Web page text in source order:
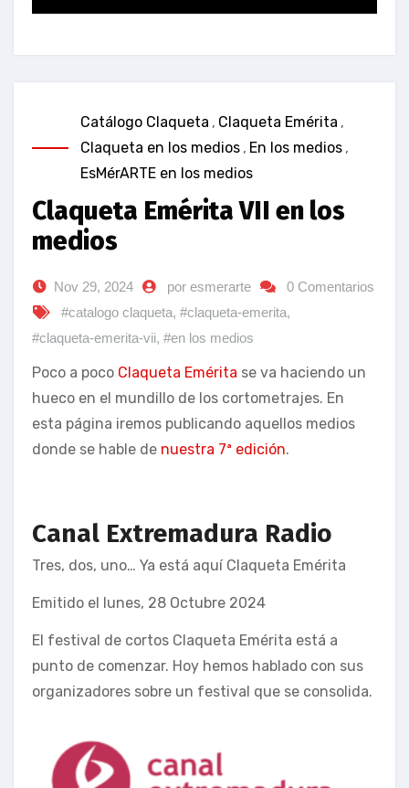
Catálogo Claqueta , Claqueta Emérita ,
Claqueta en los medios , En los medios ,
EsMérARTE en los medios
Claqueta Emérita VII en los
medios
Nov 29, 2024 por esmerarte
0 Comentarios
#catalogo claqueta, #claqueta-emerita,
#claqueta-emerita-vii, #en los medios
Poco a poco Claqueta Emérita se va haciendo un
hueco en el mundillo de los cortometrajes. En
esta página iremos publicando aquellos medios
donde se hable de nuestra 7ª edición.
Canal Extremadura Radio
Tres, dos, uno… Ya está aquí Claqueta Emérita
Emitido el lunes, 28 Octubre 2024
El festival de cortos Claqueta Emérita está a
punto de comenzar. Hoy hemos hablado con sus
organizadores sobre un festival que se consolida.